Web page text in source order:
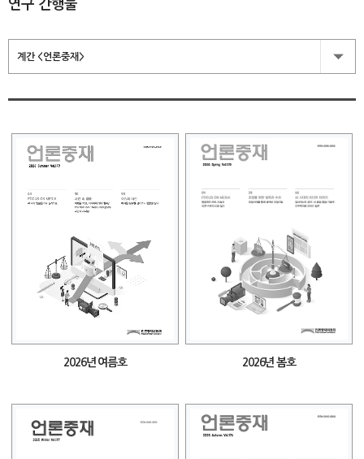
연구 간행물
계간 <언론중재>
2026년 여름호 2026년 봄호